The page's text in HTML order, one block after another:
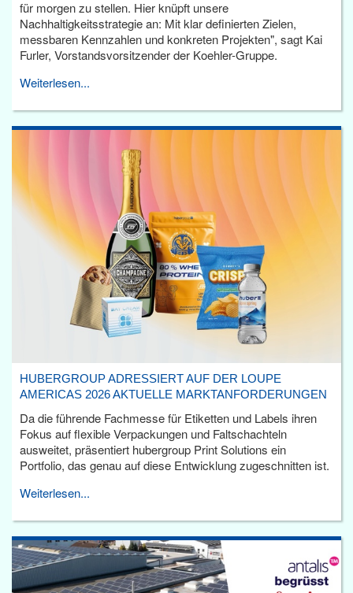
für morgen zu stellen. Hier knüpft unsere
Nachhaltigkeitsstrategie an: Mit klar definierten Zielen,
messbaren Kennzahlen und konkreten Projekten", sagt Kai
Furler, Vorstandsvorsitzender der Koehler-Gruppe.
Weiterlesen...
HUBERGROUP ADRESSIERT AUF DER LOUPE
AMERICAS 2026 AKTUELLE MARKTANFORDERUNGEN
Da die führende Fachmesse für Etiketten und Labels ihren
Fokus auf flexible Verpackungen und Faltschachteln
ausweitet, präsentiert hubergroup Print Solutions ein
Portfolio, das genau auf diese Entwicklung zugeschnitten ist.
Weiterlesen...